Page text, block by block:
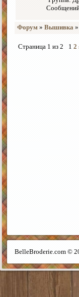
Форум » Вышивка »
Страница 1 из 2 1 2
BelleBroderie.com ©